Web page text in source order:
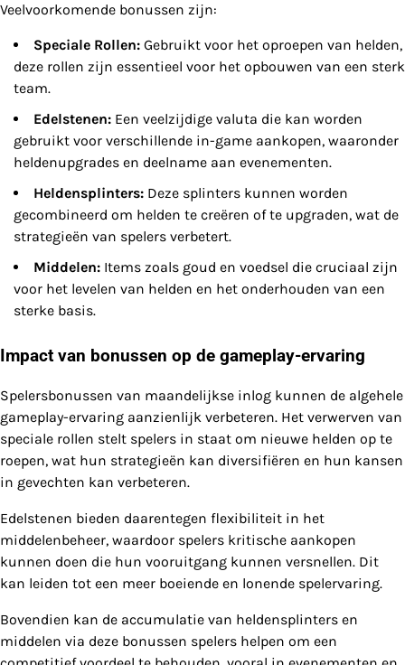
Veelvoorkomende bonussen zijn:
Speciale Rollen: Gebruikt voor het oproepen van helden,
deze rollen zijn essentieel voor het opbouwen van een sterk
team.
Edelstenen: Een veelzijdige valuta die kan worden
gebruikt voor verschillende in-game aankopen, waaronder
heldenupgrades en deelname aan evenementen.
Heldensplinters: Deze splinters kunnen worden
gecombineerd om helden te creëren of te upgraden, wat de
strategieën van spelers verbetert.
Middelen: Items zoals goud en voedsel die cruciaal zijn
voor het levelen van helden en het onderhouden van een
sterke basis.
Impact van bonussen op de gameplay-ervaring
Spelersbonussen van maandelijkse inlog kunnen de algehele
gameplay-ervaring aanzienlijk verbeteren. Het verwerven van
speciale rollen stelt spelers in staat om nieuwe helden op te
roepen, wat hun strategieën kan diversifiëren en hun kansen
in gevechten kan verbeteren.
Edelstenen bieden daarentegen flexibiliteit in het
middelenbeheer, waardoor spelers kritische aankopen
kunnen doen die hun vooruitgang kunnen versnellen. Dit
kan leiden tot een meer boeiende en lonende spelervaring.
Bovendien kan de accumulatie van heldensplinters en
middelen via deze bonussen spelers helpen om een